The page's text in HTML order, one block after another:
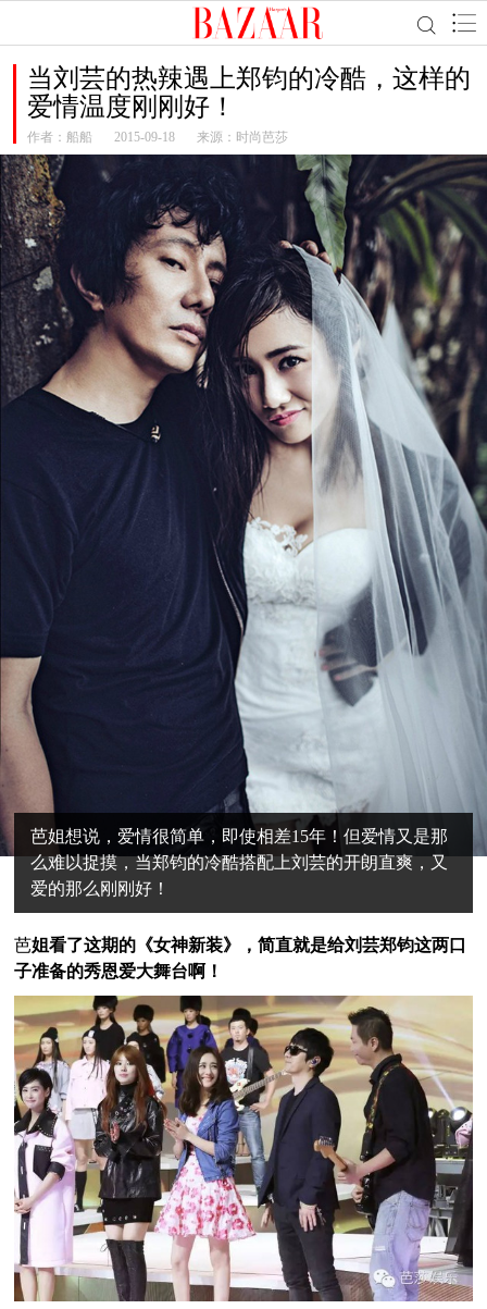
当刘芸的热辣遇上郑钧的冷酷，这样的
爱情温度刚刚好！
作者： 船船 2015-09-18 来源：时尚芭莎
芭姐想说，爱情很简单，即使相差15年！但爱情又是那
么难以捉摸，当郑钧的冷酷搭配上刘芸的开朗直爽，又
爱的那么刚刚好！
芭姐看了这期的《女神新装》，简直就是给刘芸郑钧这两口
子准备的秀恩爱大舞台啊！